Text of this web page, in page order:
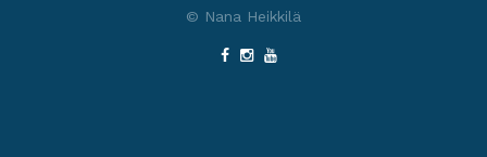
© Nana Heikkilä